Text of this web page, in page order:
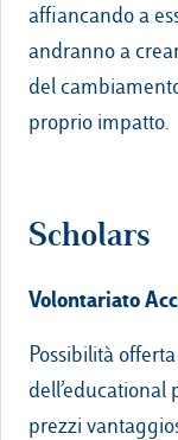
affiancando a
andranno a
del
proprio impatto.
Scholars
Volontariato
Possibilità
dell’educational
prezzi